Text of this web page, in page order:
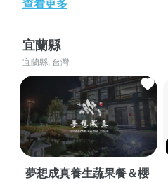
查看更多
宜蘭縣
宜蘭縣, 台灣
夢想成真養生蔬果餐＆櫻